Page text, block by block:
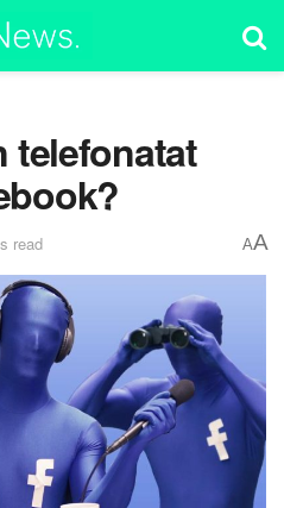
telefonatat
read AA